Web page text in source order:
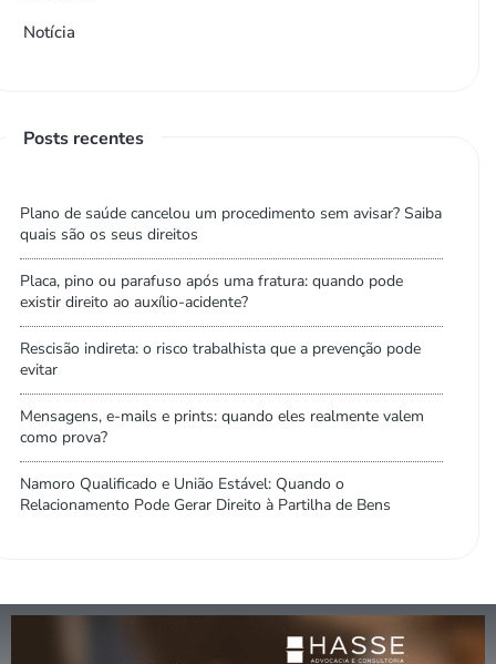
Notícia
Posts recentes
Plano de saúde cancelou um procedimento sem avisar? Saiba
quais são os seus direitos
Placa, pino ou parafuso após uma fratura: quando pode
existir direito ao auxílio-acidente?
Rescisão indireta: o risco trabalhista que a prevenção pode
evitar
Mensagens, e-mails e prints: quando eles realmente valem
como prova?
Namoro Qualificado e União Estável: Quando o
Relacionamento Pode Gerar Direito à Partilha de Bens